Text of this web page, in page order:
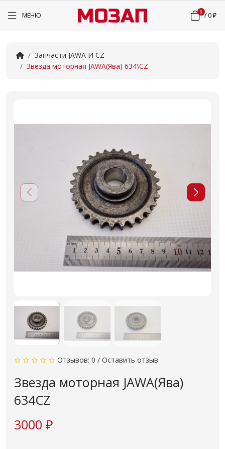
МЕНЮ 0 /0 ₽
Запчасти JAWA И CZ
Звезда моторная JAWA(Ява) 634\CZ
Отзывов: 0 / Оставить отзыв
Звезда моторная JAWA(Ява)
634CZ
3000 ₽